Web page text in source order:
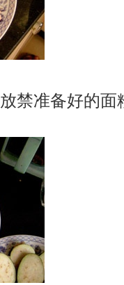
禁准备好的